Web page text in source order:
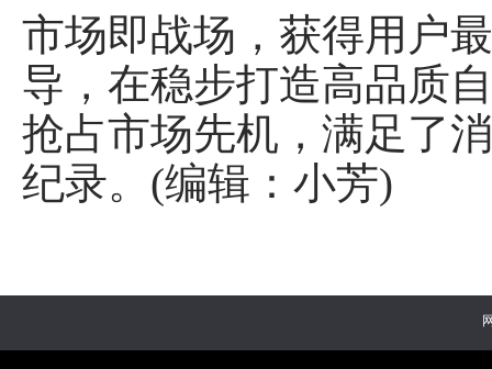
市场即战场，获得用户
导，在稳步打造高品质
抢占市场先机，满足了
纪录。(编辑：小芳)